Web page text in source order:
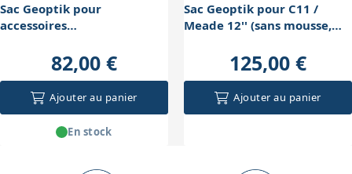
Sac Geoptik pour
accessoires
82,00 €
Ajouter au panier
En stock
Sac Geoptik pour C11 /
Meade 12'' (sans mousse,
125,00 €
Ajouter au panier